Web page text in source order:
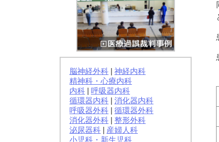
脳神経外科
神経内科
精神科・心療内科
内科
呼吸器内科
循環器内科
消化器内科
呼吸器外科
循環器外科
消化器外科
整形外科
泌尿器科
産婦人科
小児科・新生児科